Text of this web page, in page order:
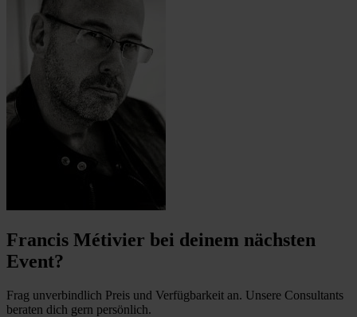
Francis Métivier bei deinem nächsten
Event?
Frag unverbindlich Preis und Verfügbarkeit an. Unsere Consultants
beraten dich gern persönlich.